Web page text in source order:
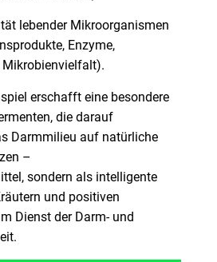
lebender Mikroorganismen
Enzyme,
Mikrobienvielfalt).
erschafft eine besondere
die darauf
Darmmilieu auf natürliche
–
sondern als intelligente
und positiven
Dienst der Darm- und